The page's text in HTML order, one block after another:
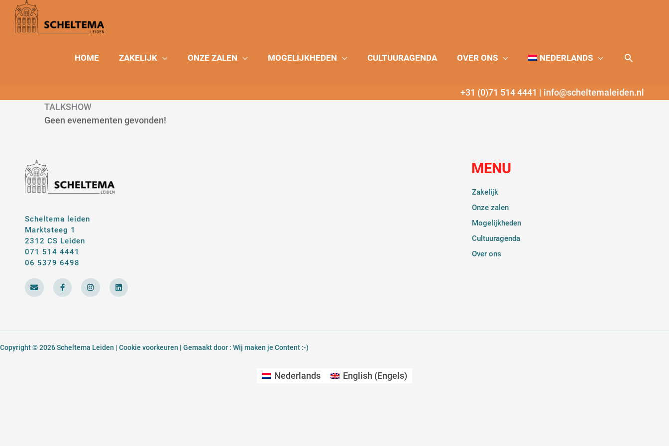
naar
HOME ZAKELIJK ONZE ZALEN MOGELIJKHEDEN CULTUURAGENDA OVER ONS NEDERLANDS Zoeken
+31 (0)71 514 4441 | info@scheltemaleiden.nl
TALKSHOW
Geen evenementen gevonden!
Scheltema leiden
Marktsteeg 1
2312 CS Leiden
071 514 4441
06 5379 6498
E
n
v
e
F
a
c
k
f
I
n
s
a
L
i
n
n
MENU
Zakelijk
Onze zalen
Mogelijkheden
Cultuuragenda
Over ons
Copyright © 2026 Scheltema Leiden | Cookie voorkeuren | Gemaakt door : Wij maken je Content :-)
Nederlands English (Engels)